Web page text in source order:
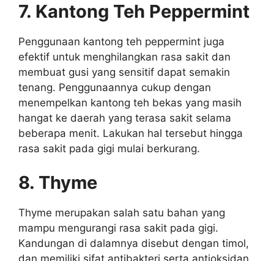
7. Kantong Teh Peppermint
Penggunaan kantong teh peppermint juga
efektif untuk menghilangkan rasa sakit dan
membuat gusi yang sensitif dapat semakin
tenang. Penggunaannya cukup dengan
menempelkan kantong teh bekas yang masih
hangat ke daerah yang terasa sakit selama
beberapa menit. Lakukan hal tersebut hingga
rasa sakit pada gigi mulai berkurang.
8. Thyme
Thyme merupakan salah satu bahan yang
mampu mengurangi rasa sakit pada gigi.
Kandungan di dalamnya disebut dengan timol,
dan memiliki sifat antibakteri serta antioksidan